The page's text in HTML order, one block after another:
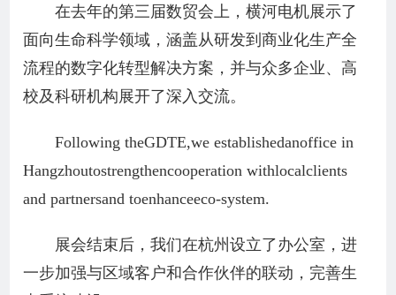
在去年的第三届数贸会上，横河电机展示了
面向生命科学领域，涵盖从研发到商业化生产全
流程的数字化转型解决方案，并与众多企业、高
校及科研机构展开了深入交流。
Following theGDTE,we establishedanoffice in
Hangzhoutostrengthencooperation withlocalclients
and partnersand toenhanceeco-system.
展会结束后，我们在杭州设立了办公室，进
一步加强与区域客户和合作伙伴的联动，完善生